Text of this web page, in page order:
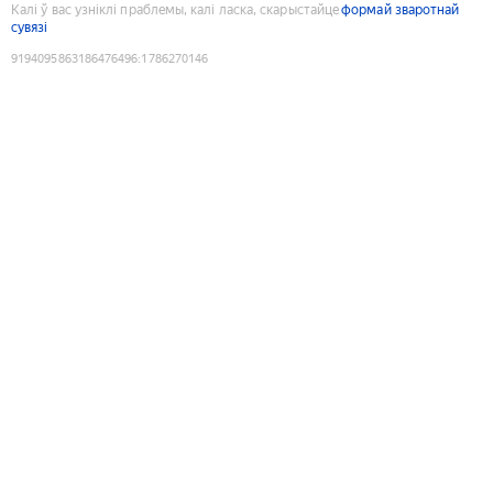
Калі ў вас узніклі праблемы, калі ласка, скарыстайцеформай зваротнай
сувязі
9194095863186476496:1786270146